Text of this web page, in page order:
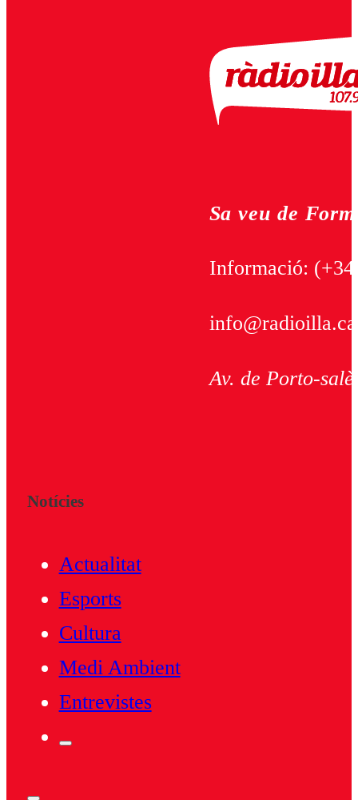
Sa veu de
Informació:
Av. de Porto-
Notícies
Actualitat
Esports
Cultura
Medi Ambient
Entrevistes